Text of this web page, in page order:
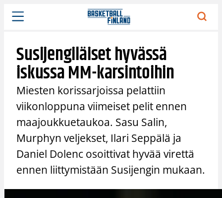
Siirry
sisältöön
Susijengiläiset hyvässä
iskussa MM-karsintoihin
Miesten korissarjoissa pelattiin
viikonloppuna viimeiset pelit ennen
maajoukkuetaukoa. Sasu Salin,
Murphyn veljekset, Ilari Seppälä ja
Daniel Dolenc osoittivat hyvää virettä
ennen liittymistään Susijengin mukaan.